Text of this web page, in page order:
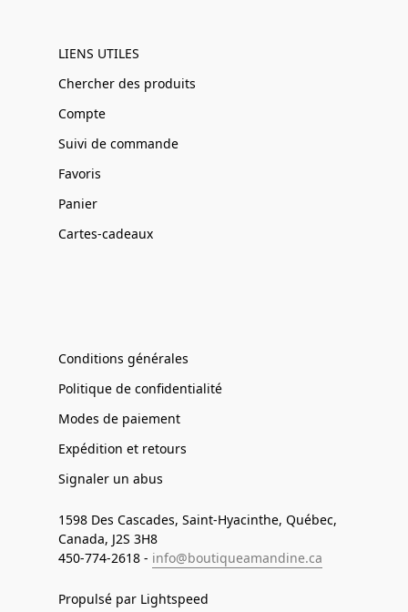
LIENS UTILES
Chercher des produits
Compte
Suivi de commande
Favoris
Panier
Cartes-cadeaux
Conditions générales
Politique de confidentialité
Modes de paiement
Expédition et retours
Signaler un abus
1598 Des Cascades, Saint-Hyacinthe, Québec,
Canada, J2S 3H8
450-774-2618 - info@boutiqueamandine.ca
Propulsé par Lightspeed